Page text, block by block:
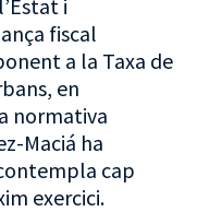
i
fiscal
a la Taxa de
en
normativa
Maciá ha
cap
exercici.